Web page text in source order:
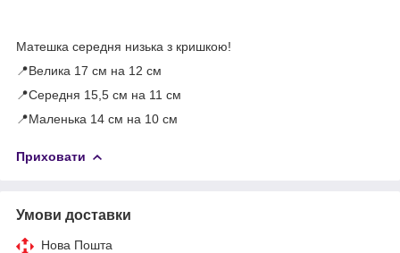
Матешка середня низька з кришкою!
📍Велика 17 см на 12 см
📍Середня 15,5 см на 11 см
📍Маленька 14 см на 10 см
Приховати
Умови доставки
Нова Пошта